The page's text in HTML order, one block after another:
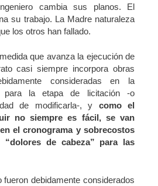
cambia sus planos. El
su trabajo. La Madre naturaleza
los otros han fallado.
que avanza la ejecución de
casi siempre incorpora obras
consideradas en la
para la etapa de licitación -o
de modificarla-, y como el
no siempre es fácil, se van
el cronograma y sobrecostos
de cabeza” para las
debidamente considerados